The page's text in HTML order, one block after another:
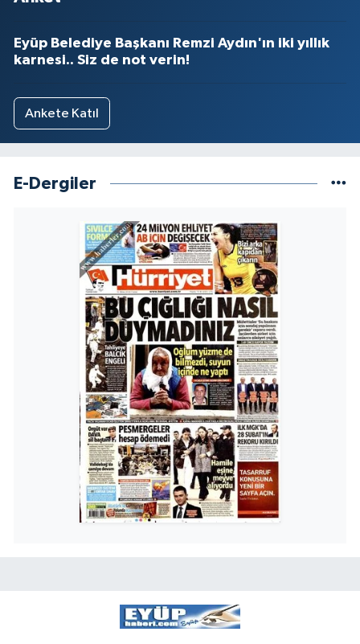
Eyüp Belediye Başkanı Remzi Aydın'ın iki yıllık
karnesi.. Siz de not verin!
Ankete Katıl
E-Dergiler